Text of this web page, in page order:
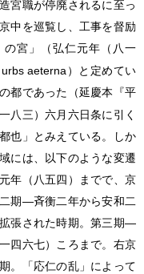
宮職が停廃されるに至っ
中を巡覧し、工事を督励
の宮」（弘仁元年（八一
aeterna）と定めてい
都であった（延慶本『平
八三）六月六日条に引く
也」とみえている。しか
には、以下のような変遷
年（八五四）までで、京
期―斉衡二年から安和二
張された時期。第三期―
四六七）ころまで。右京
。「応仁の乱」によって